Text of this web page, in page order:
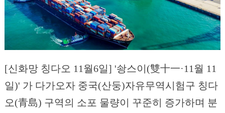
[신화망 칭다오 11월6일] '솽스이(雙十一·11월 11
일)' 가 다가오자 중국(산둥)자유무역시험구 칭다
오(青島) 구역의 소포 물량이 꾸준히 증가하며 분